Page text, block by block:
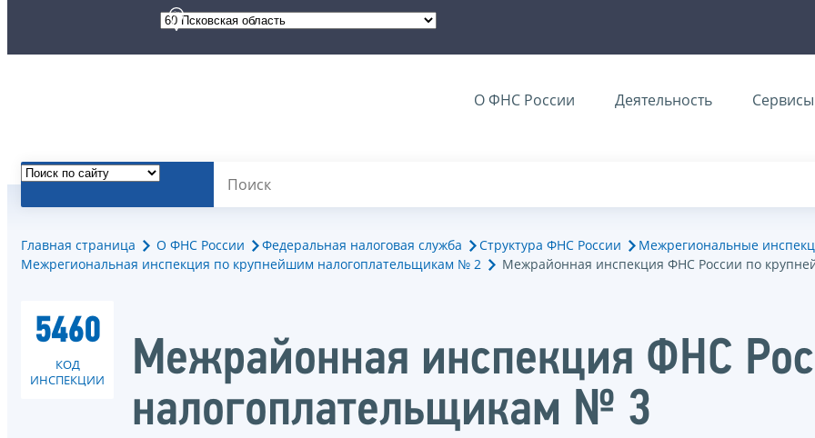
О ФНС России Деятельность Сервисы
Главная страница О ФНС России Федеральная налоговая служба Структура ФНС России
Межрегиональные
Межрегиональная инспекция по крупнейшим налогоплательщикам № 2
Межрайонная инспекция ФНС России по
5460
КОД
ИНСПЕКЦИИ
Межрайонная инспекция ФНС
налогоплательщикам № 3